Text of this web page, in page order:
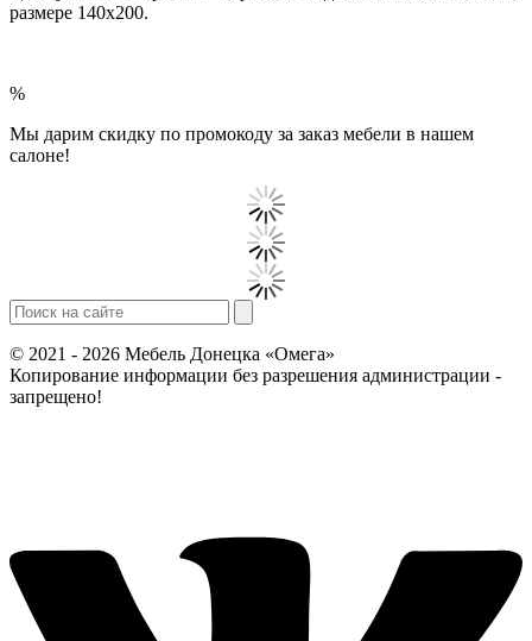
размере 140х200.
%
Мы дарим скидку по промокоду за заказ мебели в нашем
салоне!
© 2021 - 2026 Мебель Донецка «Омега»
Копирование информации без разрешения администрации -
запрещено!